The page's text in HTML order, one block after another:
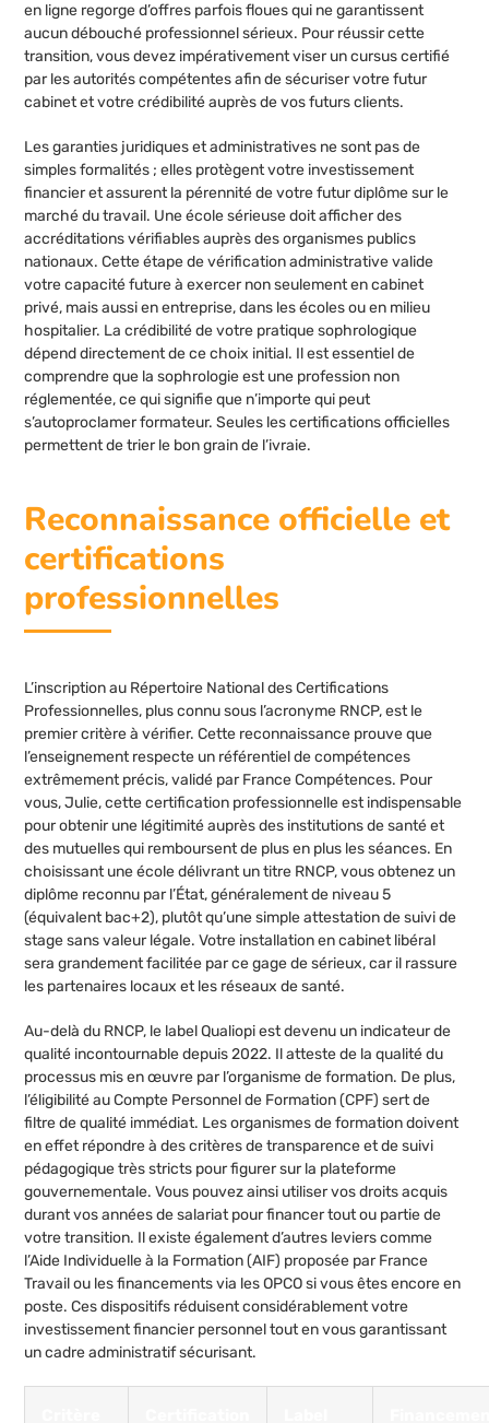
en ligne regorge d’offres parfois floues qui ne garantissent
aucun débouché professionnel sérieux. Pour réussir cette
transition, vous devez impérativement viser un cursus certifié
par les autorités compétentes afin de sécuriser votre futur
cabinet et votre crédibilité auprès de vos futurs clients.
Les garanties juridiques et administratives ne sont pas de
simples formalités ; elles protègent votre investissement
financier et assurent la pérennité de votre futur diplôme sur le
marché du travail. Une école sérieuse doit afficher des
accréditations vérifiables auprès des organismes publics
nationaux. Cette étape de vérification administrative valide
votre capacité future à exercer non seulement en cabinet
privé, mais aussi en entreprise, dans les écoles ou en milieu
hospitalier. La crédibilité de votre pratique sophrologique
dépend directement de ce choix initial. Il est essentiel de
comprendre que la sophrologie est une profession non
réglementée, ce qui signifie que n’importe qui peut
s’autoproclamer formateur. Seules les certifications officielles
permettent de trier le bon grain de l’ivraie.
Reconnaissance officielle et
certifications
professionnelles
L’inscription au Répertoire National des Certifications
Professionnelles, plus connu sous l’acronyme RNCP, est le
premier critère à vérifier. Cette reconnaissance prouve que
l’enseignement respecte un référentiel de compétences
extrêmement précis, validé par France Compétences. Pour
vous, Julie, cette certification professionnelle est indispensable
pour obtenir une légitimité auprès des institutions de santé et
des mutuelles qui remboursent de plus en plus les séances. En
choisissant une école délivrant un titre RNCP, vous obtenez un
diplôme reconnu par l’État, généralement de niveau 5
(équivalent bac+2), plutôt qu’une simple attestation de suivi de
stage sans valeur légale. Votre installation en cabinet libéral
sera grandement facilitée par ce gage de sérieux, car il rassure
les partenaires locaux et les réseaux de santé.
Au-delà du RNCP, le label Qualiopi est devenu un indicateur de
qualité incontournable depuis 2022. Il atteste de la qualité du
processus mis en œuvre par l’organisme de formation. De plus,
l’éligibilité au Compte Personnel de Formation (CPF) sert de
filtre de qualité immédiat. Les organismes de formation doivent
en effet répondre à des critères de transparence et de suivi
pédagogique très stricts pour figurer sur la plateforme
gouvernementale. Vous pouvez ainsi utiliser vos droits acquis
durant vos années de salariat pour financer tout ou partie de
votre transition. Il existe également d’autres leviers comme
l’Aide Individuelle à la Formation (AIF) proposée par France
Travail ou les financements via les OPCO si vous êtes encore en
poste. Ces dispositifs réduisent considérablement votre
investissement financier personnel tout en vous garantissant
un cadre administratif sécurisant.